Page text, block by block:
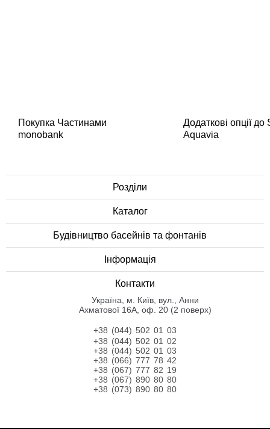
Покупка Частинами
monobank
Додаткові опції
Aquavia
Розділи
Каталог
Будівництво басейнів та фонтанів
Інформація
Контакти
Українa, м. Київ, вул., Анни
Ахматової 16А, оф. 20 (2 поверх)
+38 (044) 502 01 03
+38 (044) 502 01 02
+38 (044) 502 01 03
+38 (066) 777 78 42
+38 (067) 777 82 19
+38 (067) 890 80 80
+38 (073) 890 80 80